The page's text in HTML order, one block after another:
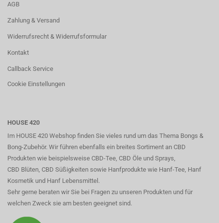
AGB
Zahlung & Versand
Widerrufsrecht & Widerrufsformular
Kontakt
Callback Service
Cookie Einstellungen
HOUSE 420
Im HOUSE 420 Webshop finden Sie vieles rund um das Thema Bongs &
Bong-Zubehör. Wir führen ebenfalls ein breites Sortiment an CBD
Produkten wie beispielsweise CBD-Tee, CBD Öle und Sprays,
CBD Blüten, CBD Süßigkeiten sowie Hanfprodukte wie Hanf-Tee, Hanf
Kosmetik und Hanf Lebensmittel.
Sehr gerne beraten wir Sie bei Fragen zu unseren Produkten und für
welchen Zweck sie am besten geeignet sind.